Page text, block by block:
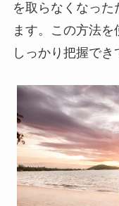
を取らなくなっ
ます。この方法
しっかり把握でき